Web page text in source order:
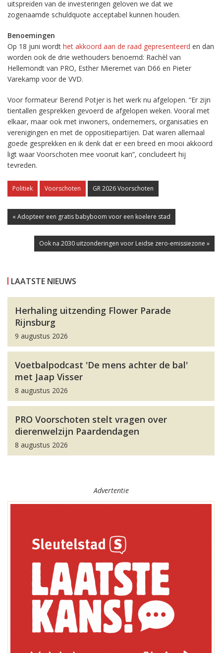
uitspreiden van de investeringen geloven we dat we
zogenaamde schuldquote acceptabel kunnen houden.
Benoemingen
Op 18 juni wordt het akkoord aan de raad gepresenteerd en dan
worden ook de drie wethouders benoemd: Rachèl van
Hellemondt van PRO, Esther Mieremet van D66 en Pieter
Varekamp voor de VVD.
Voor formateur Berend Potjer is het werk nu afgelopen. “Er zijn
tientallen gesprekken gevoerd de afgelopen weken. Vooral met
elkaar, maar ook met inwoners, ondernemers, organisaties en
verenigingen en met de oppositiepartijen. Dat waren allemaal
goede gesprekken en ik denk dat er een breed en mooi akkoord
ligt waar Voorschoten mee vooruit kan”, concludeert hij
tevreden.
Politiek Voorschoten GR 2026 Voorschoten
« Adopteer een gratis babyboom voor een koelere stad
Ook na 2030 uitzonderingen voor Leidse zero-emissiezone »
LAATSTE NIEUWS
Herhaling uitzending Flower Parade
Rijnsburg
9 augustus 2026
Voetbalpodcast 'De mens achter de bal'
met Jaap Visser
8 augustus 2026
PRO Voorschoten stelt vragen over
dierenwelzijn Paardendagen
8 augustus 2026
Advertentie